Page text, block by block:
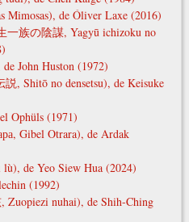
Mimosas), de Óliver Laxe (2016)
一族の陰謀, Yagyū ichizoku no
John Huston (1972)
, Shitō no densetsu), de Keisuke
Ophüls (1971)
Gibel Otrara), de Ardak
de Yeo Siew Hua (2024)
(1992)
nuhai), de Shih-Ching